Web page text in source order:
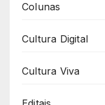
Colunas
Cultura Digital
Cultura Viva